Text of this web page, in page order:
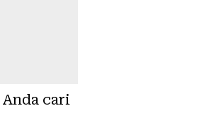
cari